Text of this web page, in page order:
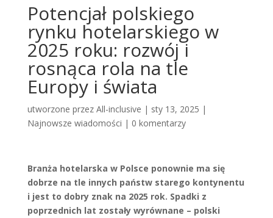
Potencjał polskiego
rynku hotelarskiego w
2025 roku: rozwój i
rosnąca rola na tle
Europy i świata
utworzone przez All-inclusive | sty 13, 2025 |
Najnowsze wiadomości | 0 komentarzy
Branża hotelarska w Polsce ponownie ma się
dobrze na tle innych państw starego kontynentu
i jest to dobry znak na 2025 rok. Spadki z
poprzednich lat zostały wyrównane – polski